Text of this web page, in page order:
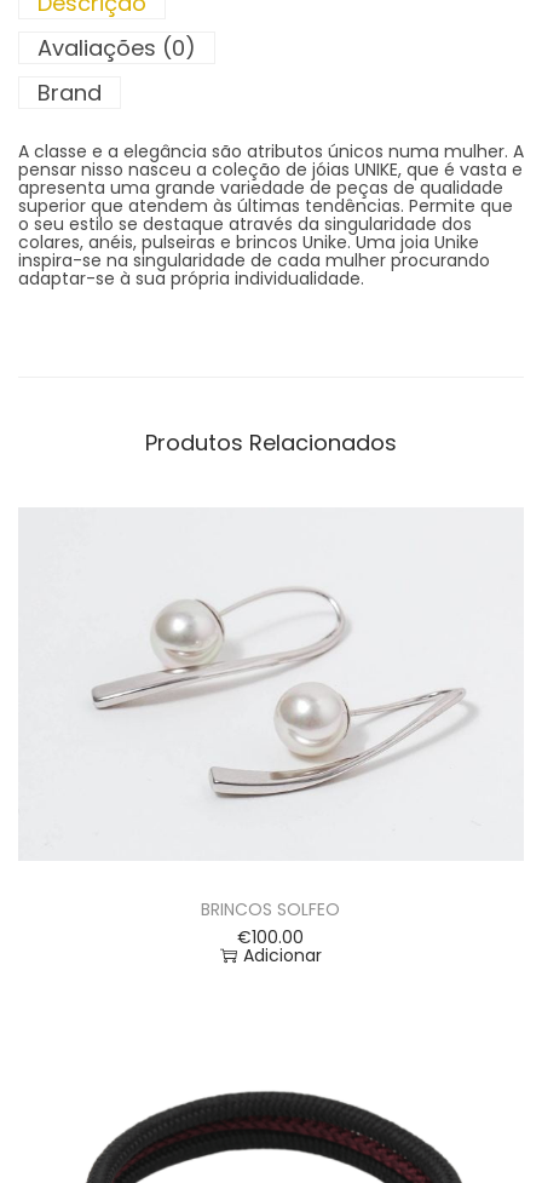
Avaliações (0)
Brand
A classe e a elegância são atributos únicos numa mulher. A
pensar nisso nasceu a coleção de jóias UNIKE, que é vasta e
apresenta uma grande variedade de peças de qualidade
superior que atendem às últimas tendências. Permite que
o seu estilo se destaque através da singularidade dos
colares, anéis, pulseiras e brincos Unike. Uma joia Unike
inspira-se na singularidade de cada mulher procurando
adaptar-se à sua própria individualidade.
Produtos Relacionados
BRINCOS SOLFEO
€100.00
Adicionar